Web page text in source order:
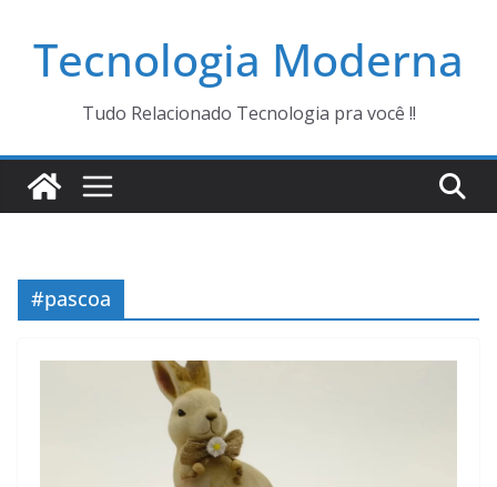
paraTecnologia Moderna
Tudo Relacionado Tecnologia pra você !!
#pascoa